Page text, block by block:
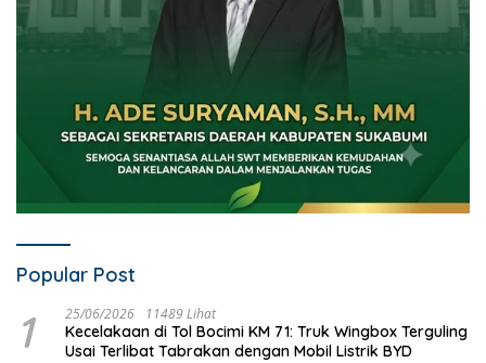
Popular Post
1 25/06/2026 11489 Lihat
Kecelakaan di Tol Bocimi KM 71: Truk Wingbox Terguling
Usai Terlibat Tabrakan dengan Mobil Listrik BYD